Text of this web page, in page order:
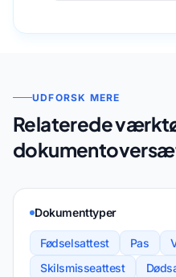
UDFORSK MERE
Relaterede
Dokumenttyper
Fødselsattest Pas
Skilsmisseattest